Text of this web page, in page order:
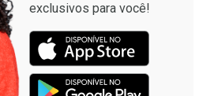
exclusivos para você!